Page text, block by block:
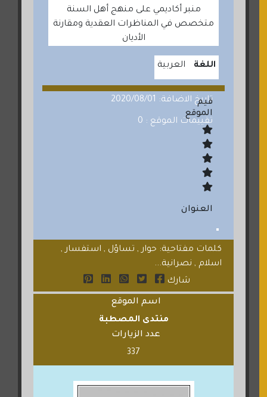
منبر أكاديمي على منهج أهل السنة
متخصص في المناظرات العقدية ومقارنة
الأديان
اللغة العربية
تاريخ الاضافة: 2020/08/01
تقييمات الموقع : 0
قيم
الموقع
العنوان
كلمات مفتاحية: حوار , تساؤل , استفسار ,
اسلام , نصرانية...
شارك
اسم الموقع
منتدى المصطبة
عدد الزيارات
337